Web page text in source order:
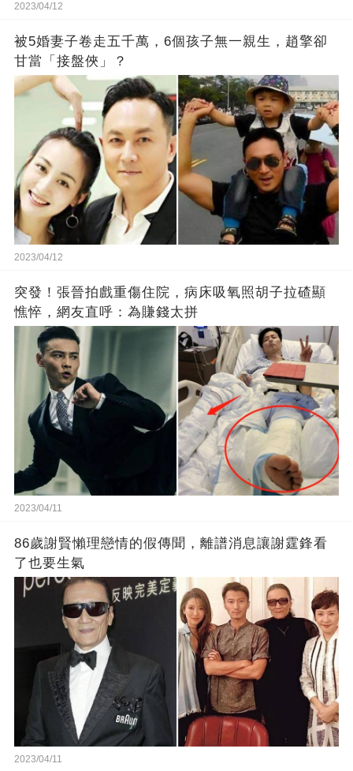
2023/04/12
被5婚妻子卷走五千萬，6個孩子無一親生，趙擎卻
甘當「接盤俠」？
2023/04/12
突發！張晉拍戲重傷住院，病床吸氧照胡子拉碴顯
憔悴，網友直呼：為賺錢太拼
2023/04/11
86歲謝賢懶理戀情的假傳聞，離譜消息讓謝霆鋒看
了也要生氣
2023/04/11